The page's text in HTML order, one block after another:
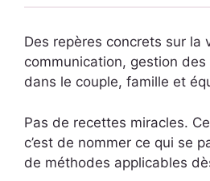
Des repères concrets sur la
communication, gestion
dans le couple, famille et
Pas de recettes miracles.
c’est de nommer ce qui se
de méthodes applicables